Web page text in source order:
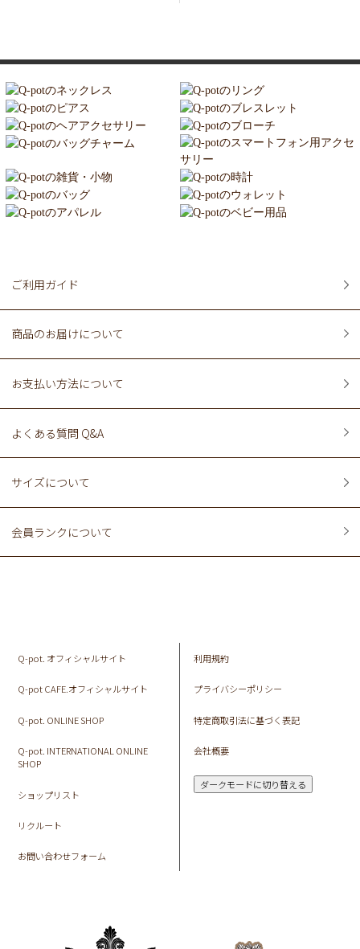
ご利用ガイド
商品のお届けについて
お支払い方法について
よくある質問 Q&A
サイズについて
会員ランクについて
Q-pot. オフィシャルサイト
Q-pot CAFE.オフィシャルサイト
Q-pot. ONLINE SHOP
Q-pot. INTERNATIONAL ONLINE
SHOP
ショップリスト
リクルート
お問い合わせフォーム
利用規約
プライバシーポリシー
特定商取引法に基づく表記
会社概要
ダークモードに切り替える